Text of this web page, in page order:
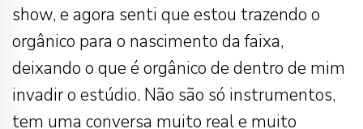
show, e agora senti que estou trazendo o
orgânico para o nascimento da faixa,
deixando o que é orgânico de dentro de mim
invadir o estúdio. Não são só instrumentos,
tem uma conversa muito real e muito